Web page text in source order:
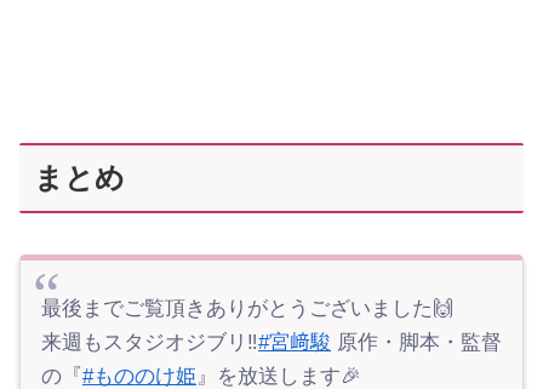
まとめ
最後までご覧頂きありがとうございました🙌
来週もスタジオジブリ‼️#宮﨑駿 原作・脚本・監督
の『#もののけ姫 』を放送します🎉